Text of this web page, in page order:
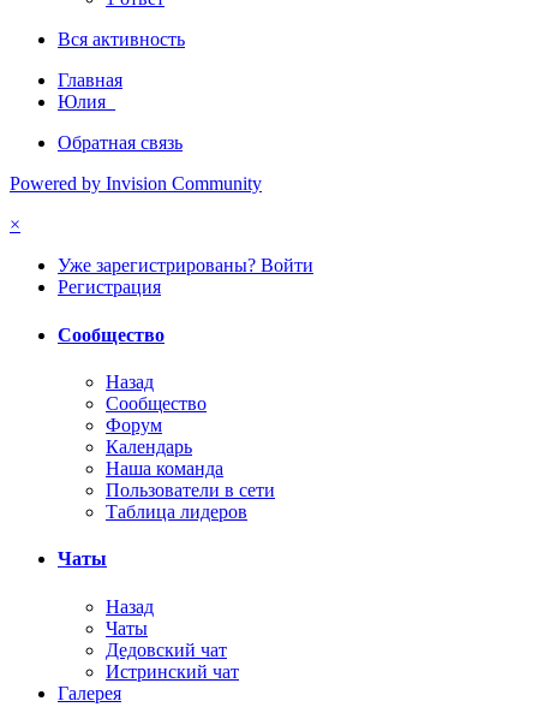
Вся активность
Главная
Юлия_
Обратная связь
Powered by Invision Community
×
Уже зарегистрированы? Войти
Регистрация
Сообщество
Назад
Сообщество
Форум
Календарь
Наша команда
Пользователи в сети
Таблица лидеров
Чаты
Назад
Чаты
Дедовский чат
Истринский чат
Галерея